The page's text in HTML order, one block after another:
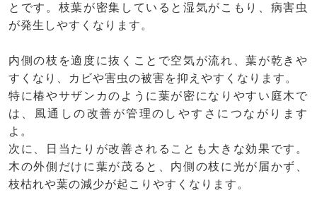
とです。枝葉が密集していると湿気がこもり、病害虫
が発生しやすくなります。
内側の枝を適度に抜くことで空気が流れ、葉が乾きや
すくなり、カビや害虫の被害を抑えやすくなります。
特に椿やサザンカのように葉が密になりやすい庭木で
は、風通しの改善が管理のしやすさにつながります
よ。
次に、日当たりが改善されることも大きな効果です。
木の外側だけに葉が茂ると、内側の枝に光が届かず、
枝枯れや葉の減少が起こりやすくなります。